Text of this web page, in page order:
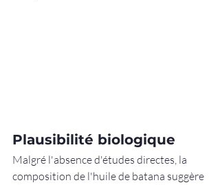
Plausibilité biologique
Malgré l'absence d'études directes, la
composition de l'huile de batana suggère